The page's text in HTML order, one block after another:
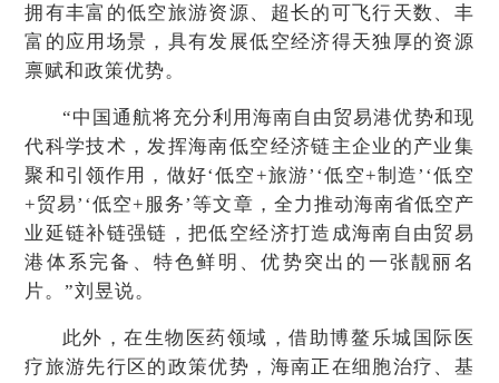
拥有丰富的低空旅游资源、超长的可飞行天数、丰
富的应用场景，具有发展低空经济得天独厚的资源
禀赋和政策优势。
“中国通航将充分利用海南自由贸易港优势和现
代科学技术，发挥海南低空经济链主企业的产业集
聚和引领作用，做好‘低空+旅游’‘低空+制造’‘低空
+贸易’‘低空+服务’等文章，全力推动海南省低空产
业延链补链强链，把低空经济打造成海南自由贸易
港体系完备、特色鲜明、优势突出的一张靓丽名
片。”刘昱说。
此外，在生物医药领域，借助博鳌乐城国际医
疗旅游先行区的政策优势，海南正在细胞治疗、基